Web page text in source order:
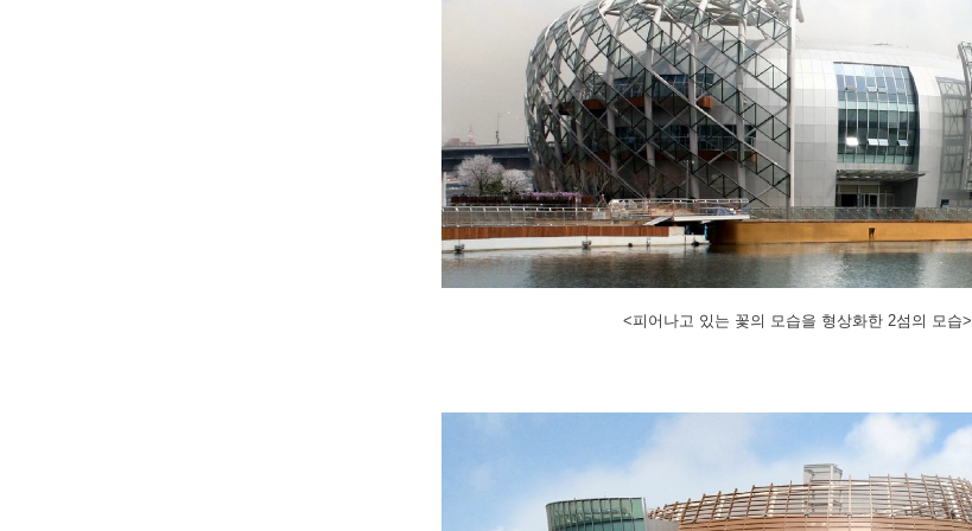
<피어나고 있는 꽃의 모습을 형상화한 2섬의 모습>